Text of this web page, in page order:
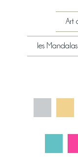
Art
les Mandalas